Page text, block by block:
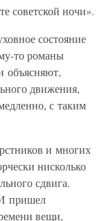
советской ночи».
состояние
то романы
объясняют,
движения,
с таким
и многих
нисколько
сдвига.
пришел
вещи,